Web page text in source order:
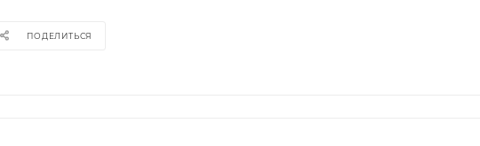
ПОДЕЛИТЬСЯ